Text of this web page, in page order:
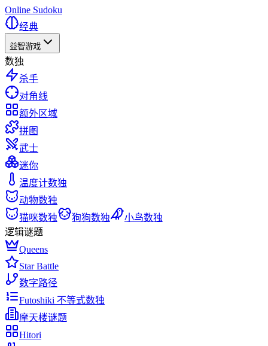
Online Sudoku
经典
益智游戏
数独
杀手
对角线
额外区域
拼图
武士
迷你
温度计数独
动物数独
猫咪数独
狗狗数独
小鸟数独
逻辑谜题
Queens
Star Battle
数字路径
Futoshiki 不等式数独
摩天楼谜题
Hitori